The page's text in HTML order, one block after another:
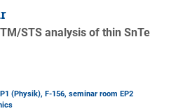
STS analysis of thin SnTe
(Physik), F-156, seminar room EP2